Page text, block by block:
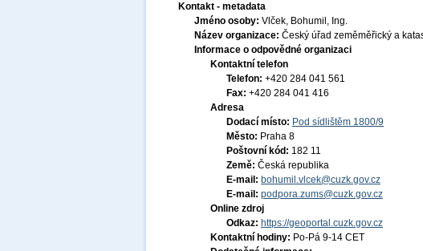
Kontakt - metadata
Jméno osoby: Vlček, Bohumil, Ing.
Název organizace: Český úřad zeměměřický a
Informace o odpovědné organizaci
Kontaktní telefon
Telefon: +420 284 041 561
Fax: +420 284 041 416
Adresa
Dodací místo: Pod sídlištěm 1800/9
Město: Praha 8
Poštovní kód: 182 11
Země: Česká republika
E-mail: bohumil.vlcek@cuzk.gov.cz
E-mail: podpora.zums@cuzk.gov.cz
Online zdroj
Odkaz: https://geoportal.cuzk.gov.cz
Kontaktní hodiny: Po-Pá 9-14 CET